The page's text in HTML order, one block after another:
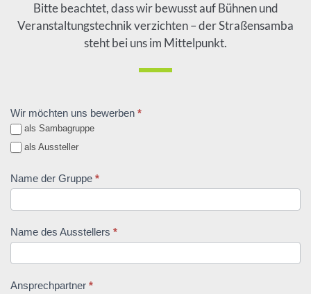
Bitte beachtet, dass wir bewusst auf Bühnen und
Veranstaltungstechnik verzichten – der Straßensamba
steht bei uns im Mittelpunkt.
Sambafestival
Wir möchten uns bewerben *, erforderlich
als Sambagruppe
als Aussteller
Name der Gruppe *, erforderlich
Name des Ausstellers *, erforderlich
Ansprechpartner *, erforderlich